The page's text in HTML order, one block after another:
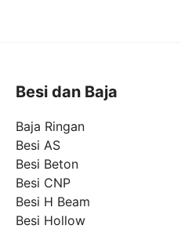
Besi dan Baja
Baja Ringan
Besi AS
Besi Beton
Besi CNP
Besi H Beam
Besi Hollow